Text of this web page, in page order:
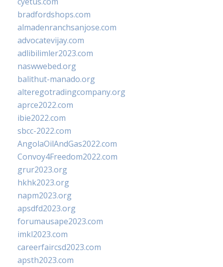
bradfordshops.com
almadenranchsanjose.com
advocatevijay.com
adlibilimler2023.com
naswwebed.org
balithut-manado.org
alteregotradingcompany.org
aprce2022.com
ibie2022.com
sbcc-2022.com
AngolaOilAndGas2022.com
Convoy4Freedom2022.com
grur2023.org
hkhk2023.org
napm2023.org
apsdfd2023.org
forumausape2023.com
imkl2023.com
careerfaircsd2023.com
apsth2023.com